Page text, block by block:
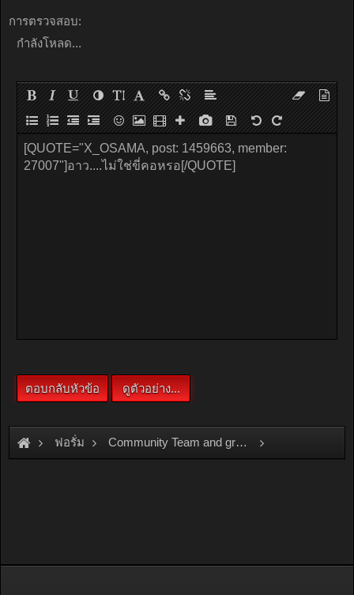
การตรวจสอบ:
กำลังโหลด...
ฟอรั่ม Community Team and group